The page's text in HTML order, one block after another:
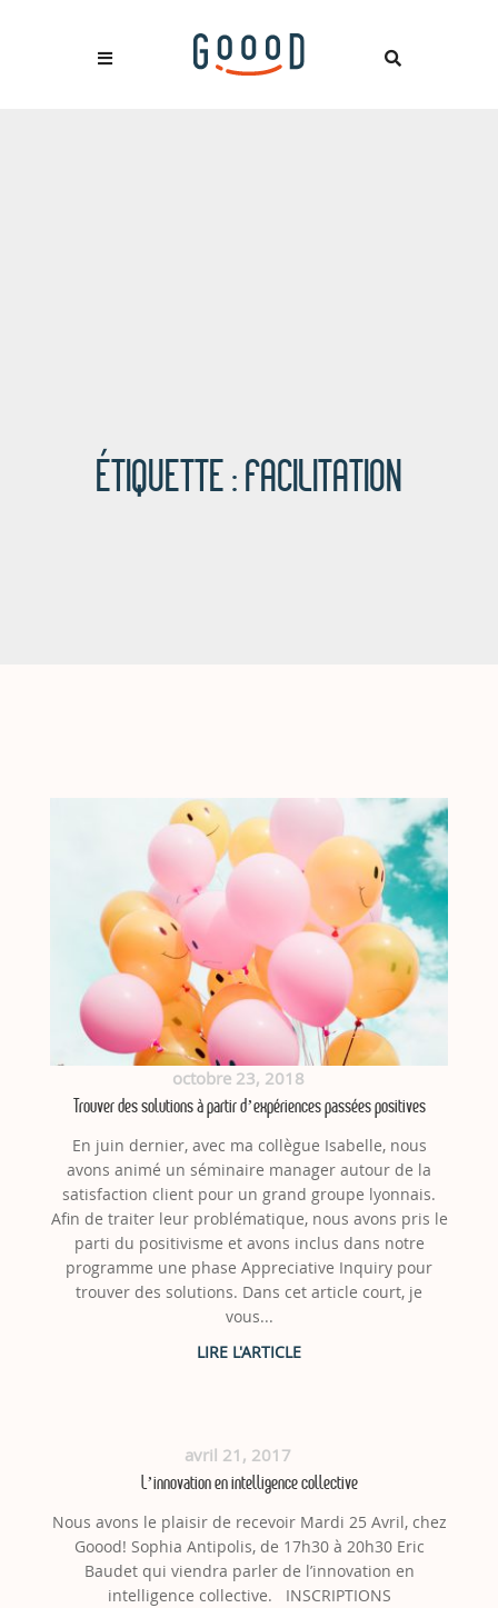
ÉTIQUETTE :FACILITATION
octobre 23, 2018
Trouver des solutions à partir d’expériences passées positives
En juin dernier, avec ma collègue Isabelle, nous
avons animé un séminaire manager autour de la
satisfaction client pour un grand groupe lyonnais.
Afin de traiter leur problématique, nous avons pris le
parti du positivisme et avons inclus dans notre
programme une phase Appreciative Inquiry pour
trouver des solutions. Dans cet article court, je
vous...
avril 21, 2017
L’innovation en intelligence collective
Nous avons le plaisir de recevoir Mardi 25 Avril, chez
Goood! Sophia Antipolis, de 17h30 à 20h30 Eric
Baudet qui viendra parler de l’innovation en
intelligence collective. INSCRIPTIONS